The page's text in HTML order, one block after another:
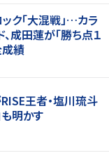
ク「大混戦」…カラ
、成田蓮が「勝ち点１
成績
王者・塩川琉斗
明かす